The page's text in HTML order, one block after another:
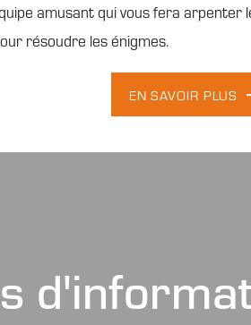
amusant qui vous fera arpenter
résoudre les énigmes.
EN SAVOIR PLUS